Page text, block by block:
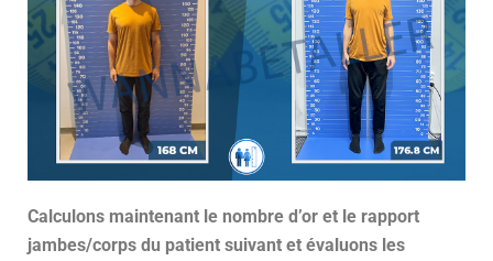
Calculons maintenant le nombre d’or et le rapport
jambes/corps du patient suivant et évaluons les